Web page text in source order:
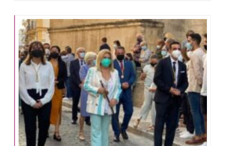
laicista
de
Jerez:
«la
Iglesia
quiere
vender